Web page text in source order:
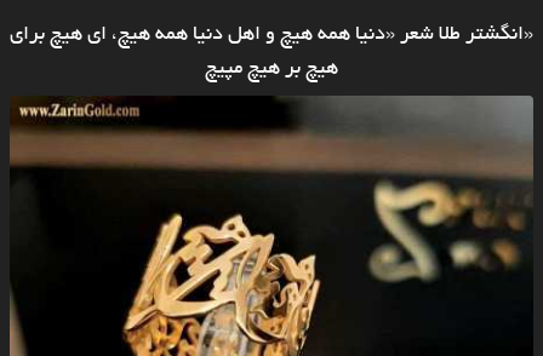
«انگشتر طلا شعر «دنیا همه هیچ و اهل دنیا همه هیچ، ای هیچ برای
هیچ بر هیچ مپیچ